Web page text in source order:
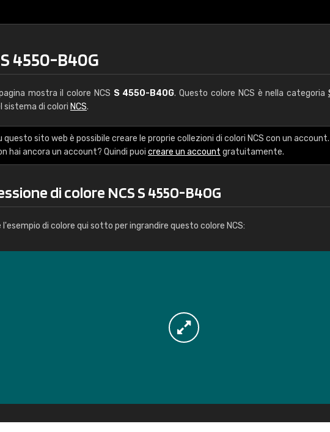
S 4550-B40G
mostra il colore NCS S 4550-B40G. Questo colore NCS è nella categoria
sistema di colori NCS.
questo sito web è possibile creare le proprie collezioni di colori NCS con un account.
hai ancora un account? Quindi puoi creare un account gratuitamente.
di colore NCS S 4550-B40G
l'esempio di colore qui sotto per ingrandire questo colore NCS: